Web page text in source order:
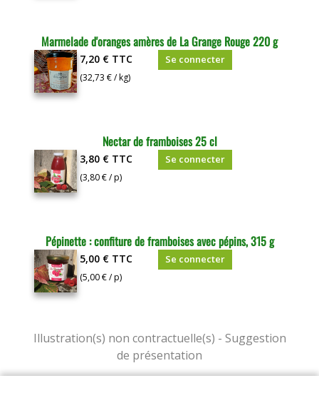
Marmelade d'oranges amères de La Grange Rouge 220 g
7,20 € TTC
(32,73 € / kg)
Se connecter
Nectar de framboises 25 cl
3,80 € TTC
(3,80 € / p)
Se connecter
Pépinette : confiture de framboises avec pépins, 315 g
5,00 € TTC
(5,00 € / p)
Se connecter